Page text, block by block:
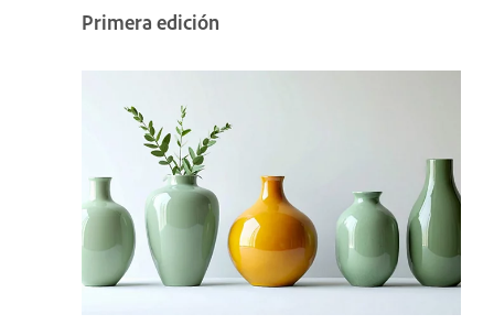
Primera edición